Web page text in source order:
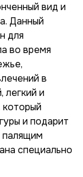
вид и
Данный
для
во время
в
и
который
и подарит
специально